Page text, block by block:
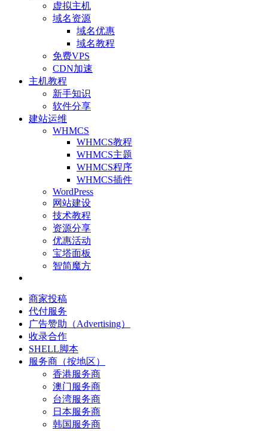
虚拟主机
域名资源
域名优惠
域名教程
免费VPS
CDN加速
主机教程
新手知识
软件分享
建站运维
WHMCS
WHMCS教程
WHMCS主题
WHMCS程序
WHMCS插件
WordPress
网站建设
技术教程
资源分享
优惠活动
宝塔面板
智简魔方
商家投稿
代付服务
广告赞助（Advertising）
收录合作
SHELL脚本
服务商（按地区）
香港服务商
澳门服务商
台湾服务商
日本服务商
韩国服务商